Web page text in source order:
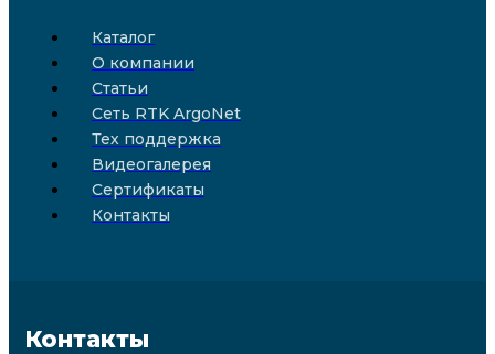
Каталог
О компании
Статьи
Сеть RTK ArgoNet
Тех поддержка
Видеогалерея
Сертификаты
Контакты
Контакты